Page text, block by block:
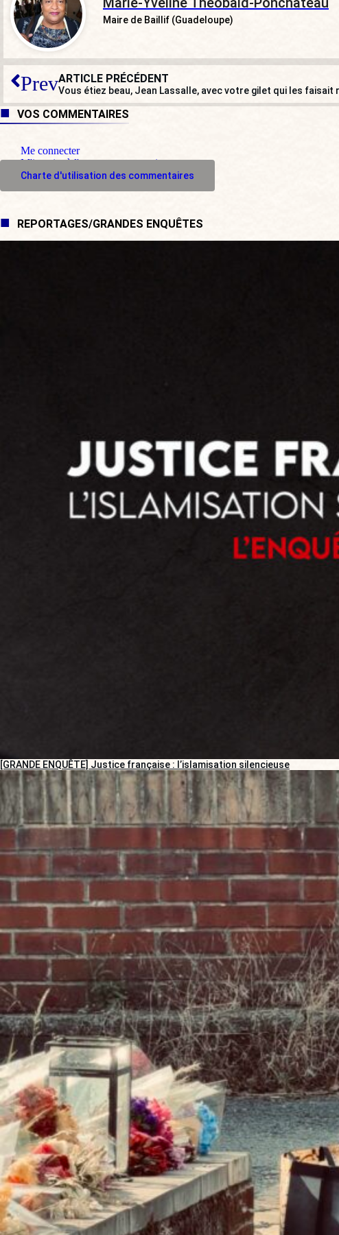
Maire de Baillif (Guadeloupe)
PrevARTICLE PRÉCÉDENT
Vous étiez beau, Jean Lassalle, avec votre gilet qui les faisait
VOS COMMENTAIRES
Me connecter
M'inscrire à l'espace commentaire
Charte d'utilisation des commentaires
REPORTAGES/GRANDES ENQUÊTES
[GRANDE ENQUÊTE] Justice française : l’islamisation silencieuse